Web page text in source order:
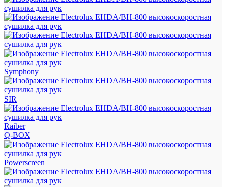
Symphony
SIR
Raiber
Q-BOX
Powerscreen